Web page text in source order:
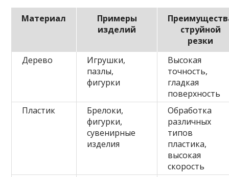
Материал
Примеры
изделий
струйной
резки
Дерево
Игрушки,
пазлы,
фигурки
Высокая
точность,
гладкая
поверхность
Пластик
Брелоки,
фигурки,
сувенирные
изделия
Обработка
различных
типов
пластика,
высокая
скорость